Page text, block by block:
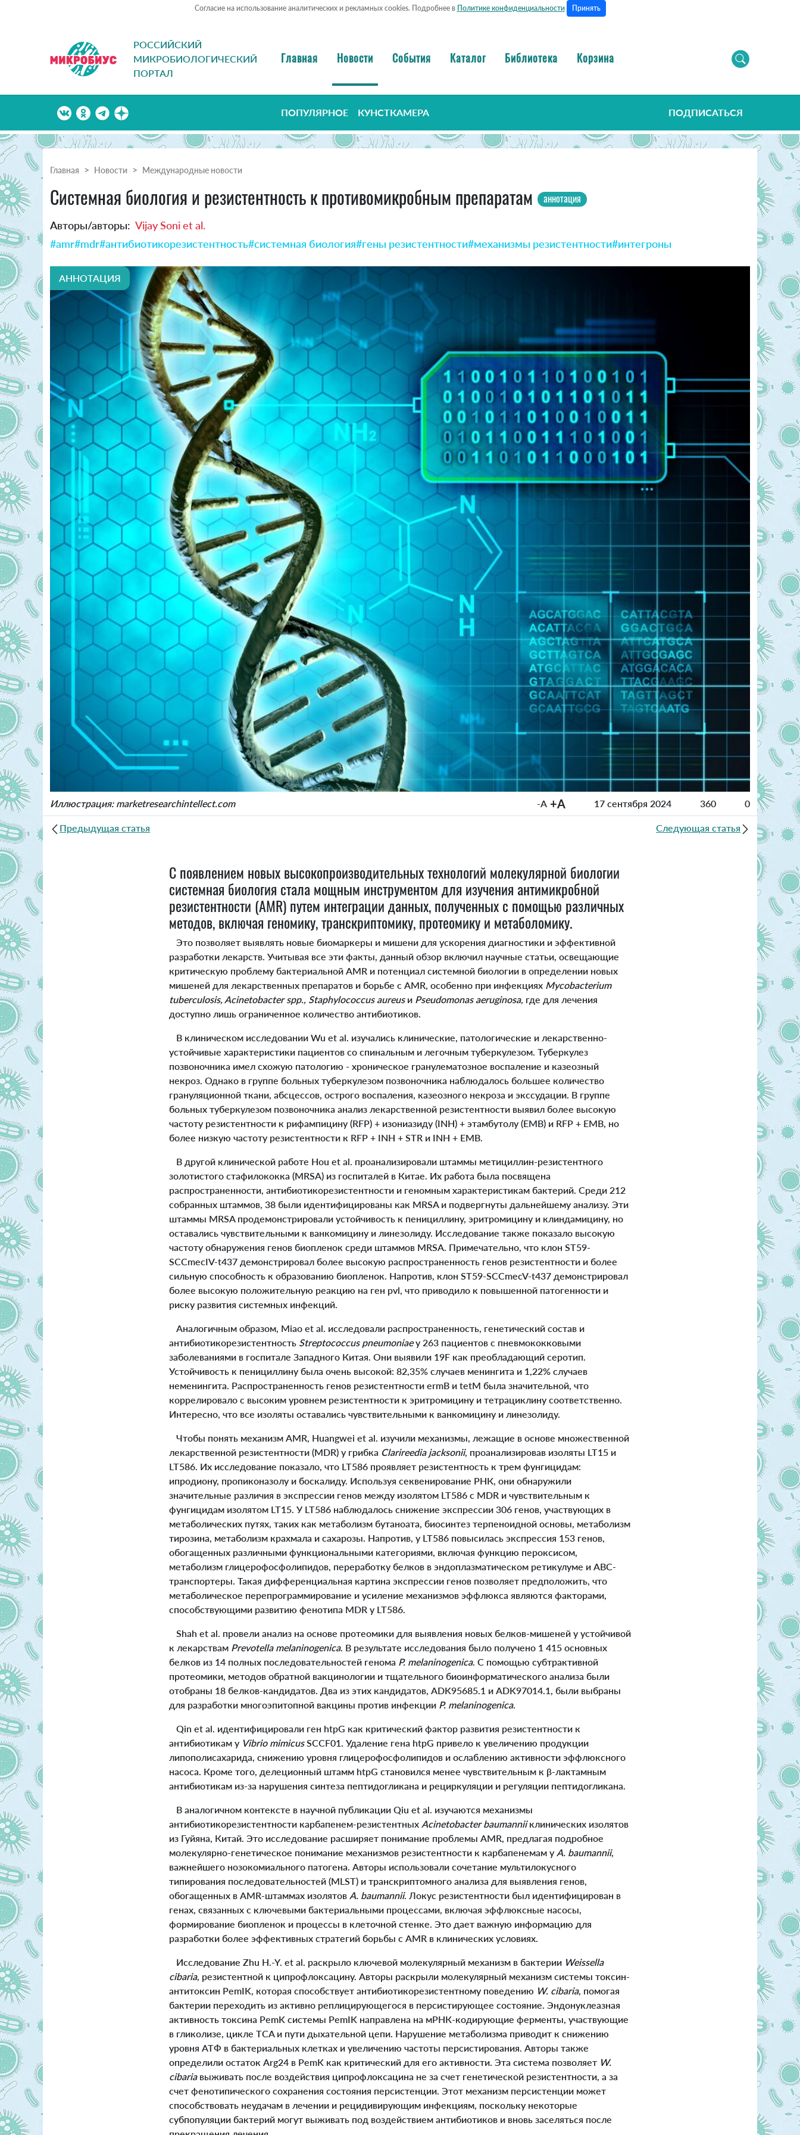
Согласие на использование аналитических и рекламных cookies. Подробнее в Политике конфиденциальности Принять
РОССИЙСКИЙ
МИКРОБИОЛОГИЧЕСКИЙ
ПОРТАЛ
Главная Новости События Каталог Библиотека Корзина
ПОПУЛЯРНОЕ КУНСТКАМЕРА ПОДПИСАТЬСЯ
Главная Новости Международные новости
Системная биология и резистентность к противомикробным препаратам аннотация
Авторы/авторы: Vijay Soni et al.
#amr#mdr#антибиотикорезистентность#системная биология#гены резистентности#механизмы резистентности#интегроны
АННОТАЦИЯ
Иллюстрация: marketresearchintellect.com -A +A 17 сентября 2024 360 0
Предыдущая статья Следующая статья
С появлением новых высокопроизводительных технологий молекулярной биологии
системная биология стала мощным инструментом для изучения антимикробной
резистентности (AMR) путем интеграции данных, полученных с помощью различных
методов, включая геномику, транскриптомику, протеомику и метаболомику.
Это позволяет выявлять новые биомаркеры и мишени для ускорения диагностики и эффективной
разработки лекарств. Учитывая все эти факты, данный обзор включил научные статьи, освещающие
критическую проблему бактериальной AMR и потенциал системной биологии в определении новых
мишеней для лекарственных препаратов и борьбе с AMR, особенно при инфекциях Mycobacterium
tuberculosis, Acinetobacter spp., Staphylococcus aureus и Pseudomonas aeruginosa, где для лечения
доступно лишь ограниченное количество антибиотиков.
В клиническом исследовании Wu et al. изучались клинические, патологические и лекарственно-
устойчивые характеристики пациентов со спинальным и легочным туберкулезом. Туберкулез
позвоночника имел схожую патологию - хроническое гранулематозное воспаление и казеозный
некроз. Однако в группе больных туберкулезом позвоночника наблюдалось большее количество
грануляционной ткани, абсцессов, острого воспаления, казеозного некроза и экссудации. В группе
больных туберкулезом позвоночника анализ лекарственной резистентности выявил более высокую
частоту резистентности к рифампицину (RFP) + изониазиду (INH) + этамбутолу (EMB) и RFP + EMB, но
более низкую частоту резистентности к RFP + INH + STR и INH + EMB.
В другой клинической работе Hou et al. проанализировали штаммы метициллин-резистентного
золотистого стафилококка (MRSA) из госпиталей в Китае. Их работа была посвящена
распространенности, антибиотикорезистентности и геномным характеристикам бактерий. Среди 212
собранных штаммов, 38 были идентифицированы как MRSA и подвергнуты дальнейшему анализу. Эти
штаммы MRSA продемонстрировали устойчивость к пенициллину, эритромицину и клиндамицину, но
оставались чувствительными к ванкомицину и линезолиду. Исследование также показало высокую
частоту обнаружения генов биопленок среди штаммов MRSA. Примечательно, что клон ST59-
SCCmecIV-t437 демонстрировал более высокую распространенность генов резистентности и более
сильную способность к образованию биопленок. Напротив, клон ST59-SCCmecV-t437 демонстрировал
более высокую положительную реакцию на ген pvl, что приводило к повышенной патогенности и
риску развития системных инфекций.
Аналогичным образом, Miao et al. исследовали распространенность, генетический состав и
антибиотикорезистентность Streptococcus pneumoniaeу 263 пациентов с пневмококковыми
заболеваниями в госпитале Западного Китая. Они выявили 19F как преобладающий серотип.
Устойчивость к пенициллину была очень высокой: 82,35% случаев менингита и 1,22% случаев
неменингита. Распространенность генов резистентности ermB и tetM была значительной, что
коррелировало с высоким уровнем резистентности к эритромицину и тетрациклину соответственно.
Интересно, что все изоляты оставались чувствительными к ванкомицину и линезолиду.
Чтобы понять механизм AMR, Huangwei et al. изучили механизмы, лежащие в основе множественной
лекарственной резистентности (MDR) у грибка Clarireedia jacksonii, проанализировав изоляты LT15 и
LT586. Их исследование показало, что LT586 проявляет резистентность к трем фунгицидам:
ипродиону, пропиконазолу и боскалиду. Используя секвенирование РНК, они обнаружили
значительные различия в экспрессии генов между изолятом LT586 с MDR и чувствительным к
фунгицидам изолятом LT15. У LT586 наблюдалось снижение экспрессии 306 генов, участвующих в
метаболических путях, таких как метаболизм бутаноата, биосинтез терпеноидной основы, метаболизм
тирозина, метаболизм крахмала и сахарозы. Напротив, у LT586 повысилась экспрессия 153 генов,
обогащенных различными функциональными категориями, включая функцию пероксисом,
метаболизм глицерофосфолипидов, переработку белков в эндоплазматическом ретикулуме и АВС-
транспортеры. Такая дифференциальная картина экспрессии генов позволяет предположить, что
метаболическое перепрограммирование и усиление механизмов эффлюкса являются факторами,
способствующими развитию фенотипа MDR у LT586.
Shah et al. провели анализ на основе протеомики для выявления новых белков-мишеней у устойчивой
к лекарствам Prevotella melaninogenica. В результате исследования было получено 1 415 основных
белков из 14 полных последовательностей генома P. melaninogenica. С помощью субтрактивной
протеомики, методов обратной вакцинологии и тщательного биоинформатического анализа были
отобраны 18 белков-кандидатов. Два из этих кандидатов, ADK95685.1 и ADK97014.1, были выбраны
для разработки многоэпитопной вакцины против инфекции P. melaninogenica.
Qin et al. идентифицировали ген htpG как критический фактор развития резистентности к
антибиотикам у Vibrio mimicusSCCF01. Удаление гена htpG привело к увеличению продукции
липополисахарида, снижению уровня глицерофосфолипидов и ослаблению активности эффлюксного
насоса. Кроме того, делеционный штамм htpG становился менее чувствительным к β-лактамным
антибиотикам из-за нарушения синтеза пептидогликана и рециркуляции и регуляции пептидогликана.
В аналогичном контексте в научной публикации Qiu et al. изучаются механизмы
антибиотикорезистентности карбапенем-резистентных Acinetobacter baumanniiклинических изолятов
из Гуйяна, Китай. Это исследование расширяет понимание проблемы AMR, предлагая подробное
молекулярно-генетическое понимание механизмов резистентности к карбапенемам у A. baumannii,
важнейшего нозокомиального патогена. Авторы использовали сочетание мультилокусного
типирования последовательностей (MLST) и транскриптомного анализа для выявления генов,
обогащенных в AMR-штаммах изолятов A. baumannii. Локус резистентности был идентифицирован в
генах, связанных с ключевыми бактериальными процессами, включая эффлюксные насосы,
формирование биопленок и процессы в клеточной стенке. Это дает важную информацию для
разработки более эффективных стратегий борьбы с AMR в клинических условиях.
Исследование Zhu H.-Y. et al. раскрыло ключевой молекулярный механизм в бактерии Weissella
cibaria, резистентной к ципрофлоксацину. Авторы раскрыли молекулярный механизм системы токсин-
антитоксин PemIK, которая способствует антибиотикорезистентному поведению W. cibaria, помогая
бактерии переходить из активно реплицирующегося в персистирующее состояние. Эндонуклеазная
активность токсина PemK системы PemIK направлена на мРНК-кодирующие ферменты, участвующие
в гликолизе, цикле TCA и пути дыхательной цепи. Нарушение метаболизма приводит к снижению
уровня АТФ в бактериальных клетках и увеличению частоты персистирования. Авторы также
определили остаток Arg24 в PemK как критический для его активности. Эта система позволяет W.
cibaria выживать после воздействия ципрофлоксацина не за счет генетической резистентности, а за
счет фенотипического сохранения состояния персистенции. Этот механизм персистенции может
способствовать неудачам в лечении и рецидивирующим инфекциям, поскольку некоторые
субпопуляции бактерий могут выживать под воздействием антибиотиков и вновь заселяться после